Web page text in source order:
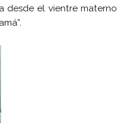
desde el vientre materno